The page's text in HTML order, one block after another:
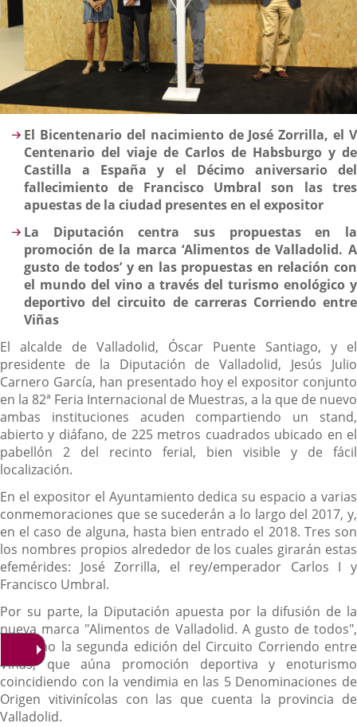
Descripción
El Bicentenario del nacimiento de José Zorrilla, el V
Centenario del viaje de Carlos de Habsburgo y de
Castilla a España y el Décimo aniversario del
fallecimiento de Francisco Umbral son las tres
apuestas de la ciudad presentes en el expositor
La Diputación centra sus propuestas en la
promoción de la marca ‘Alimentos de Valladolid. A
gusto de todos’ y en las propuestas en relación con
el mundo del vino a través del turismo enológico y
deportivo del circuito de carreras Corriendo entre
Viñas
El alcalde de Valladolid, Óscar Puente Santiago, y el
presidente de la Diputación de Valladolid, Jesús Julio
Carnero García, han presentado hoy el expositor conjunto
en la 82ª Feria Internacional de Muestras, a la que de nuevo
ambas instituciones acuden compartiendo un stand,
abierto y diáfano, de 225 metros cuadrados ubicado en el
pabellón 2 del recinto ferial, bien visible y de fácil
localización.
En el expositor el Ayuntamiento dedica su espacio a varias
conmemoraciones que se sucederán a lo largo del 2017, y,
en el caso de alguna, hasta bien entrado el 2018. Tres son
los nombres propios alrededor de los cuales girarán estas
efemérides: José Zorrilla, el rey/emperador Carlos I y
Francisco Umbral.
Por su parte, la Diputación apuesta por la difusión de la
nueva marca "Alimentos de Valladolid. A gusto de todos",
así como la segunda edición del Circuito Corriendo entre
Viñas, que aúna promoción deportiva y enoturismo
coincidiendo con la vendimia en las 5 Denominaciones de
Origen vitivinícolas con las que cuenta la provincia de
Valladolid.